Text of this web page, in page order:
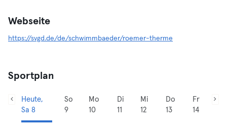
Webseite
https://svgd.de/de/schwimmbaeder/roemer-therme
Sportplan
Heute,
Sa 8
So
9
Mo
10
Di
11
Mi
12
Do
13
Fr
14